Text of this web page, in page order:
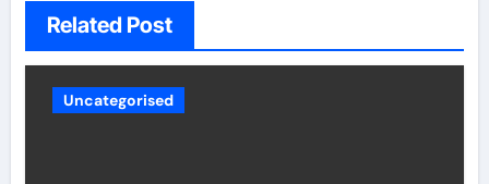
Related Post
Uncategorised